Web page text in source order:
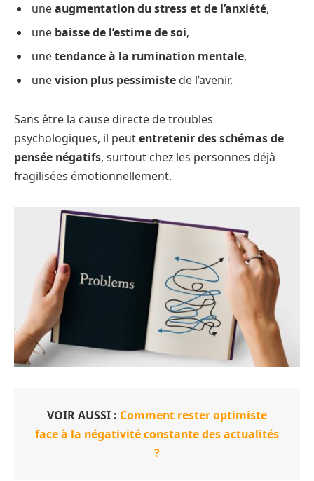
uneaugmentation du stress et de l’anxiété,
une baisse de l’estime de soi,
unetendance à la rumination mentale,
unevision plus pessimiste de l’avenir.
Sans être la cause directe de troubles
psychologiques, il peutentretenir des schémas de
pensée négatifs, surtout chez les personnes déjà
fragilisées émotionnellement.
VOIR AUSSI : Comment rester optimiste
face à la négativité constante des actualités
?